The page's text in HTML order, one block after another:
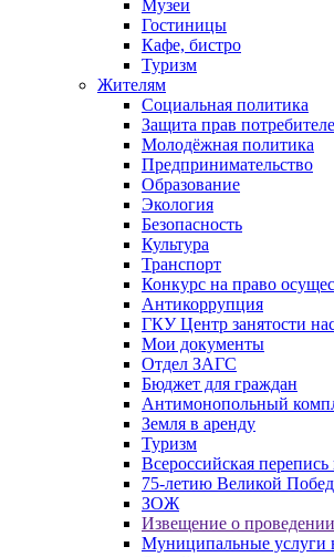
Музеи
Гостиницы
Кафе, бистро
Туризм
Жителям
Социальная политика
Защита прав
Молодёжная политика
Предпринимательство
Образование
Экология
Безопасность
Культура
Транспорт
Конкурс на право
Антикоррупция
ГКУ Центр занятости
Мои документы
Отдел ЗАГС
Бюджет для граждан
Антимонопольный
Земля в аренду
Туризм
Всероссийская перепись
75-летию Великой
ЗОЖ
Извещение о
Муниципальные услуги